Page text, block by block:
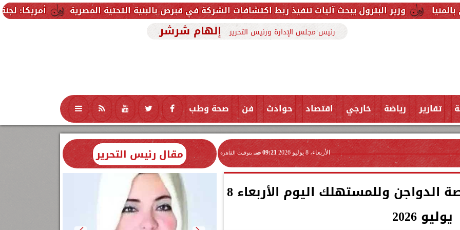
أمريكا: لجنة بمجلس الشيوخ البترول يبحث آليات تنفيذ ربط اكتشافات الشركة في قبرص بالبنية التحتية المصرية
رئيس مجلس الإدارة ورئيس التحرير إلهام شرشر
تقارير رياضة خارجي اقتصاد حوادث فن صحة وطب تكنولوجيا منوعات محافظات
الأربعاء، 8 يوليو 2026 09:21 صـ بتوقيت القاهرة
سعر كرتونة البيض في بورصة الدواجن وللمستهلك اليوم الأربعاء 8
يوليو 2026
مقال رئيس التحرير